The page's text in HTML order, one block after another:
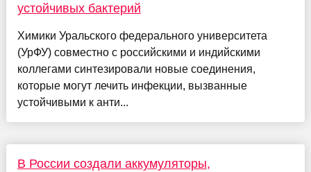
устойчивых бактерий
Химики Уральского федерального университета
(УрФУ) совместно с российскими и индийскими
коллегами синтезировали новые соединения,
которые могут лечить инфекции, вызванные
устойчивыми к анти...
В России создали аккумуляторы,